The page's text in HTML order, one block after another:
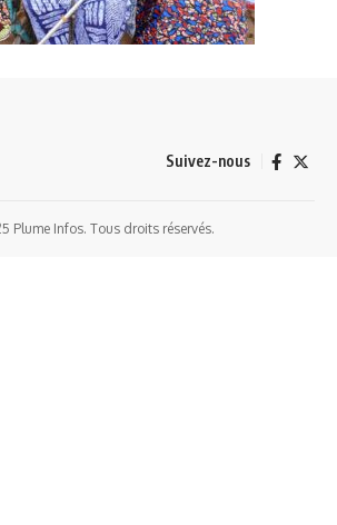
Suivez-nous
Plume Infos. Tous droits réservés.